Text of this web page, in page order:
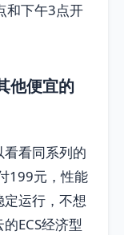
和下午3点开
他便宜的
看同系列的
199元，性能
运行，不想
ECS经济型